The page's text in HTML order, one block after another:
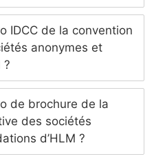
IDCC de la convention
anonymes et
?
de brochure de la
des sociétés
d’HLM ?